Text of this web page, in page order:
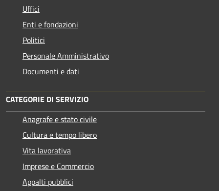
Uffici
Enti e fondazioni
Politici
Personale Amministrativo
Documenti e dati
CATEGORIE DI SERVIZIO
Anagrafe e stato civile
Cultura e tempo libero
Vita lavorativa
Imprese e Commercio
Appalti pubblici